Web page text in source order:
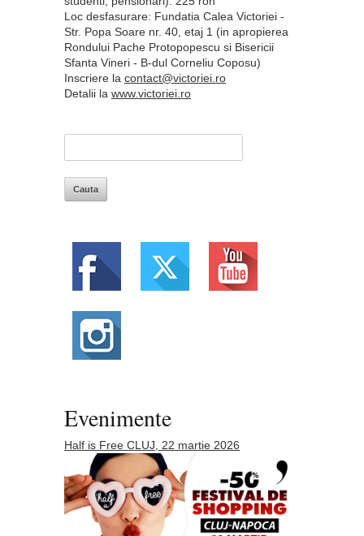
Loc desfasurare: Fundatia Calea Victoriei -
Str. Popa Soare nr. 40, etaj 1 (in apropierea
Rondului Pache Protopopescu si Bisericii
Sfanta Vineri - B-dul Corneliu Coposu)
Inscriere la contact@victoriei.ro
Detalii la www.victoriei.ro
Evenimente
Half is Free CLUJ, 22 martie 2026